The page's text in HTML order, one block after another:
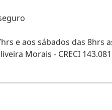
e aos sábados das 8hrs
Morais - CRECI